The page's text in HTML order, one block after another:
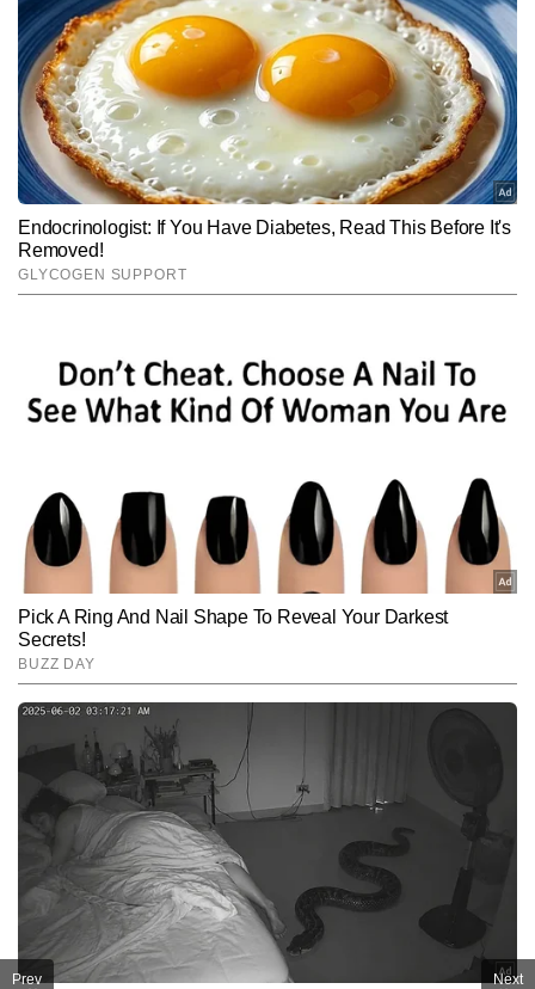
स्पष्ट और पाठक-केंद्रित तरीके से प्रस्तुत करने में माहिर हैं। अब तक आलोक ने
लगभग 18,000 स्टोरीज लिखी हैं। उनकी लेखन शैली भरोसेमंद, विश्लेषणात्मक
और व्यावहारिक जानकारी देने वाली होती है।
Follow Us:
Subscribe to our daily Newsletter!
SUBMIT
Prev Next